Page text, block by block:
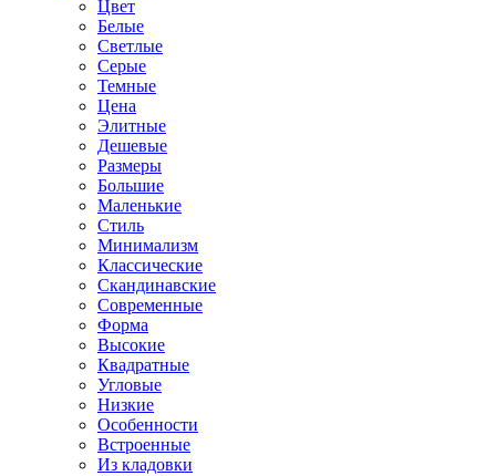
Цвет
Белые
Светлые
Серые
Темные
Цена
Элитные
Дешевые
Размеры
Большие
Маленькие
Стиль
Минимализм
Классические
Скандинавские
Современные
Форма
Высокие
Квадратные
Угловые
Низкие
Особенности
Встроенные
Из кладовки